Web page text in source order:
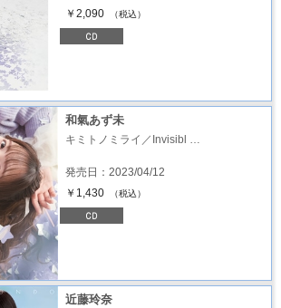
￥2,090
（税込）
和氣あず未
キミトノミライ／Invisibl …
発売日：2023/04/12
￥1,430
（税込）
近藤玲奈